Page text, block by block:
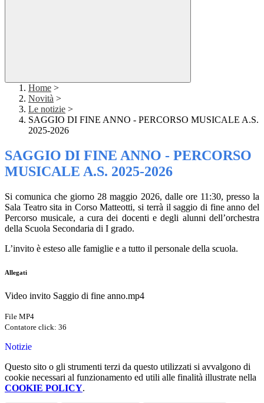
Home >
Novità >
Le notizie >
SAGGIO DI FINE ANNO - PERCORSO MUSICALE A.S.
2025-2026
SAGGIO DI FINE ANNO - PERCORSO
MUSICALE A.S. 2025-2026
Si comunica che giorno 28 maggio 2026, dalle ore 11:30, presso la
Sala Teatro sita in Corso Matteotti, si terrà il saggio di fine anno del
Percorso musicale, a cura dei docenti e degli alunni dell’orchestra
della Scuola Secondaria di I grado.
L’invito è esteso alle famiglie e a tutto il personale della scuola.
Allegati
Video invito Saggio di fine anno.mp4
File MP4
Contatore click: 36
Notizie
Questo sito o gli strumenti terzi da questo utilizzati si avvalgono di
cookie necessari al funzionamento ed utili alle finalità illustrate nella
COOKIE POLICY.